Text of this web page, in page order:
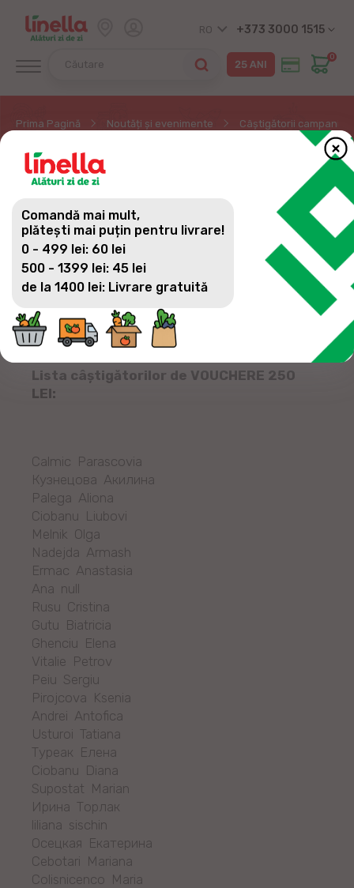
RO +373 3000 1515
0
Prima Pagină Noutăți și evenimente Câștigătorii campaniei
CÂȘTIGĂTORII
DRAGOSTEI FAȚĂ DE
ANIMALELE DE
COMPANIE LA LINELLA
Lista câștigătorilor de VOUCHERE 250
LEI:
Calmic Parascovia
Кузнецова Акилина
Palega Aliona
Ciobanu Liubovi
Melnik Olga
Nadejda Armash
Ermac Anastasia
Ana null
Rusu Cristina
Gutu Biatricia
Ghenciu Elena
Vitalie Petrov
Peiu Sergiu
Pirojcova Ksenia
Andrei Antofica
Usturoi Tatiana
Туреак Eлена
Ciobanu Diana
Supostat Marian
Ирина Торлак
liliana sischin
Осецкая Екатерина
Cebotari Mariana
Colisnicenco Maria
Comandă mai mult,
plătești mai puțin pentru livrare!
0 - 499 lei: 60 lei
500 - 1399 lei: 45 lei
de la 1400 lei: Livrare gratuită